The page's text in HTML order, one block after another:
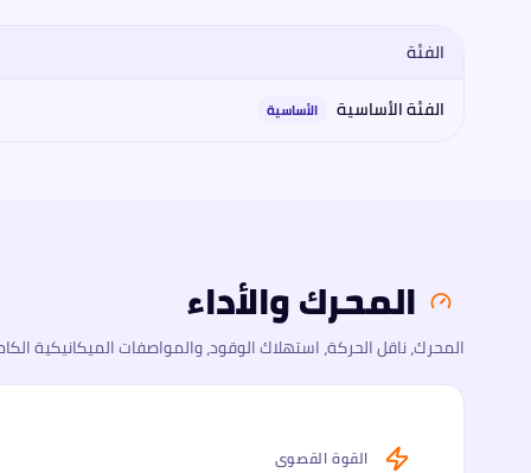
الفئة
الفئة الأساسية
الأساسية
المحرك والأداء
المحرك، ناقل الحركة، استهلاك الوقود، والمواصفات الميكانيكية
القوة القصوى